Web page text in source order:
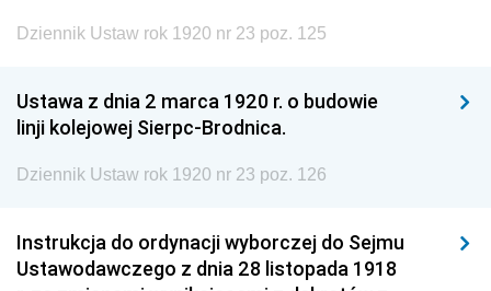
Dziennik Ustaw rok 1920 nr 23 poz. 125
Ustawa z dnia 2 marca 1920 r. o budowie
linji kolejowej Sierpc-Brodnica.
Dziennik Ustaw rok 1920 nr 23 poz. 126
Instrukcja do ordynacji wyborczej do Sejmu
Ustawodawczego z dnia 28 listopada 1918